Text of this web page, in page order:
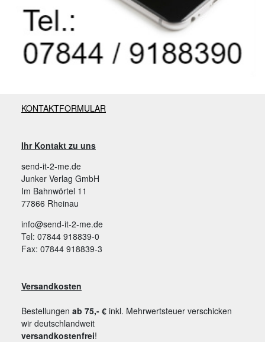
KONTAKTFORMULAR
Ihr Kontakt zu uns
send-it-2-me.de
Junker Verlag GmbH
Im Bahnwörtel 11
77866 Rheinau
info@send-it-2-me.de
Tel: 07844 918839-0
Fax: 07844 918839-3
Versandkosten
Bestellungen ab 75,- € inkl. Mehrwertsteuer verschicken
wir deutschlandweit
versandkostenfrei!